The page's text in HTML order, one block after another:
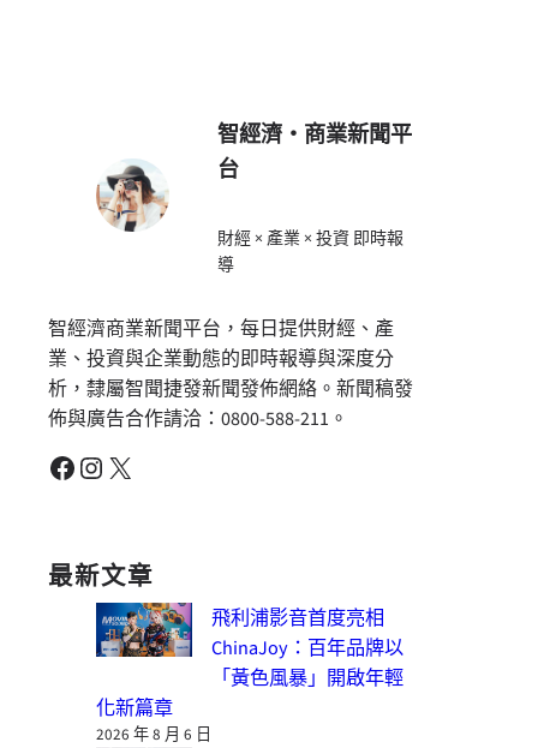
智經濟・商業新聞平
台
財經 × 產業 × 投資 即時報
導
智經濟商業新聞平台，每日提供財經、產
業、投資與企業動態的即時報導與深度分
析，隸屬智聞捷發新聞發佈網絡。新聞稿發
佈與廣告合作請洽：0800-588-211。
Facebook Instagram X
最新文章
飛利浦影音首度亮相
ChinaJoy：百年品牌以
「黃色風暴」開啟年輕
化新篇章
2026 年 8 月 6 日